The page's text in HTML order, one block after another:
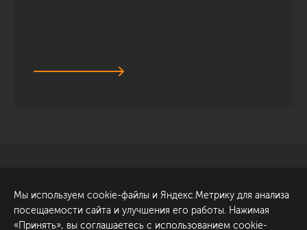
Обсудить проект
ул. Академика Павлова, 6
к1
Мы используем cookie-файлы и Яндекс.Метрику для анализа
посещаемости сайта и улучшения его работы. Нажимая
«Принять», вы соглашаетесь с использованием cookie-